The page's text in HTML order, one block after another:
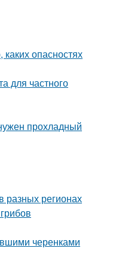
опасностях
для частного
прохладный
разных регионах
черенками